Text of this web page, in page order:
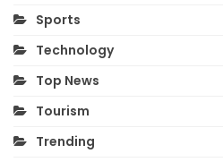
Sports
Technology
Top News
Tourism
Trending